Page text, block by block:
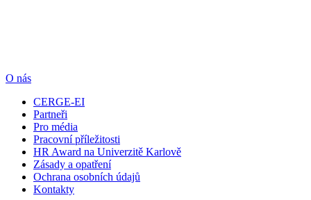
O nás
CERGE-EI
Partneři
Pro média
Pracovní příležitosti
HR Award na Univerzitě Karlově
Zásady a opatření
Ochrana osobních údajů
Kontakty